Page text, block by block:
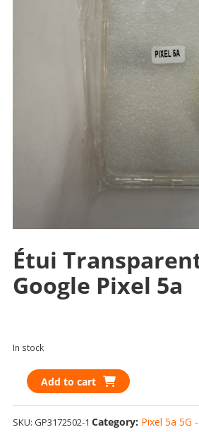
Étui
Google Pixel 5a
In stock
Étui
transparent
pour
Google
Add to cart
SKU: GP3172502-1 Category: Pixel 5a 5G